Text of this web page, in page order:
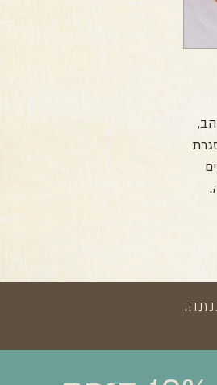
זהב,
במסגרת